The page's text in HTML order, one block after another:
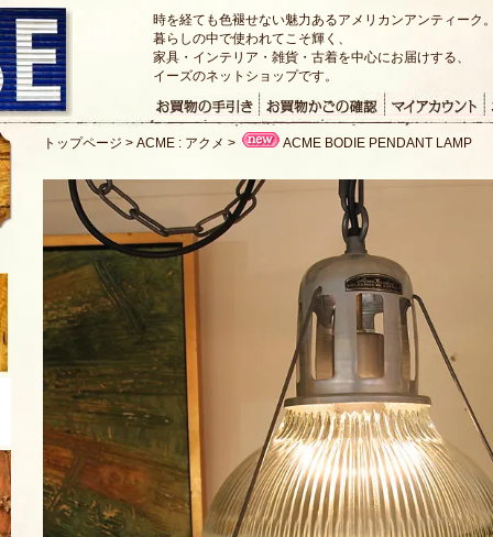
時を経ても色褪せない魅力あるアメリカンアンティーク
暮らしの中で使われてこそ輝く、
家具・インテリア・雑貨・古着を中心にお届けする、
イーズのネットショップです。
トップページ > ACME : アクメ > ACME BODIE PENDANT LAMP